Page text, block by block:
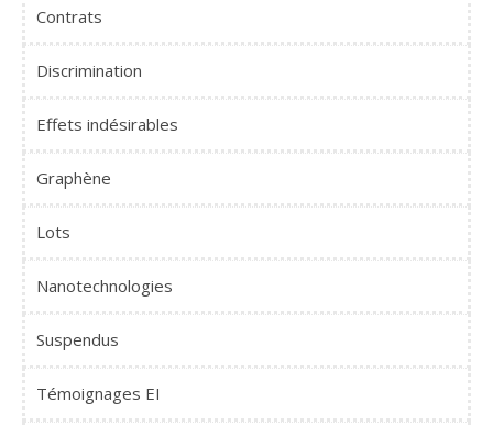
Contrats
Discrimination
Effets indésirables
Graphène
Lots
Nanotechnologies
Suspendus
Témoignages EI